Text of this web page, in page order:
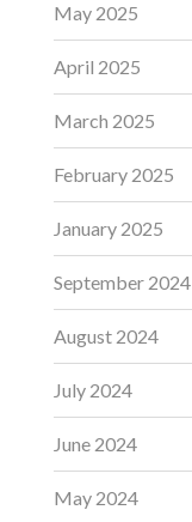
May 2025
April 2025
March 2025
February 2025
January 2025
September 2024
August 2024
July 2024
June 2024
May 2024